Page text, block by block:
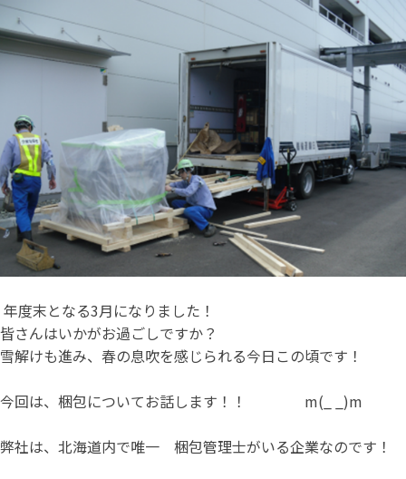
年度末となる3月になりました！
皆さんはいかがお過ごしですか？
雪解けも進み、春の息吹を感じられる今日この頃です！
今回は、梱包についてお話します！！ m(_ _)m
弊社は、北海道内で唯一 梱包管理士がいる企業なのです！